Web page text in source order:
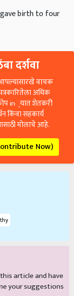
birth to four
दर्शवा
आपल्यासारखे वाचक
अधिक
in्यात शेतकरी
किंवा सहकार्य
मोलाचे आहे.
Now)
article and have
your suggestions